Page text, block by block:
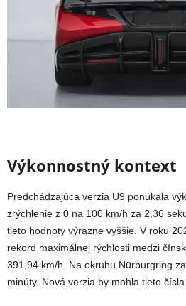
Výkonnostný kontext
Predchádzajúca verzia U9 ponúkala
zrýchlenie z 0 na 100 km/h za 2,36
tieto hodnoty výrazne vyššie. V roku
rekord maximálnej rýchlosti medzi
391,94 km/h. Na okruhu Nürburgring
minúty. Nová verzia by mohla tieto